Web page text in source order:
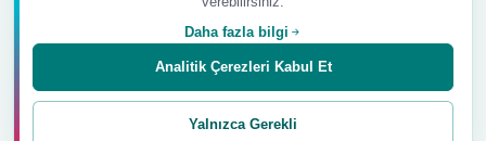
Daha fazla bilgi
Yalnızca Gerekli
Analitik Çerezleri Kabul Et